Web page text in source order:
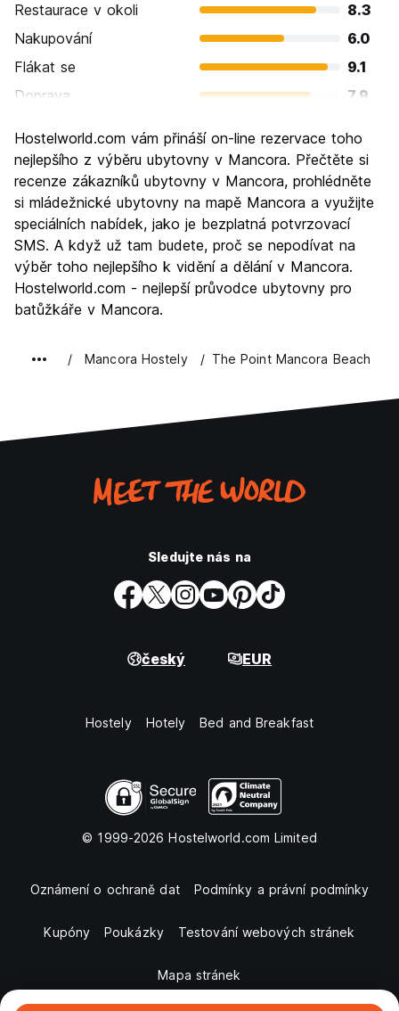
Restaurace v okoli
8.3
Nakupování
6.0
Flákat se
9.1
Doprava
7.9
Kultura
5.7
Noční život
8.0
Hodnota za peníze
7.4
Hostelworld.com vám přináší on-line rezervace toho
nejlepšího z výběru ubytovny v Mancora. Přečtěte si
recenze zákazníků ubytovny v Mancora, prohlédněte
si mládežnické ubytovny na mapě Mancora a využijte
speciálních nabídek, jako je bezplatná potvrzovací
SMS. A když už tam budete, proč se nepodívat na
výběr toho nejlepšího k vidění a dělání v Mancora.
Hostelworld.com - nejlepší průvodce ubytovny pro
batůžkáře v Mancora.
Mancora Hostely The Point Mancora Beach
Sledujte nás na
český EUR
Hostely Hotely Bed and Breakfast
© 1999-2026 Hostelworld.com Limited
Oznámení o ochraně dat Podmínky a právní podmínky
Kupóny Poukázky Testování webových stránek
Mapa stránek